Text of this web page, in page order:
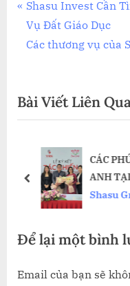
Điều
hướng
viết
P
r
e
o
u
o
:
Shasu Invest Cần
Vụ Đất Giáo Dục
N
t
P
t
Các thương vụ của
Bài Viết Liên
CÁC
ANH
Shasu
prev
Để lại một bình
Email của bạn sẽ